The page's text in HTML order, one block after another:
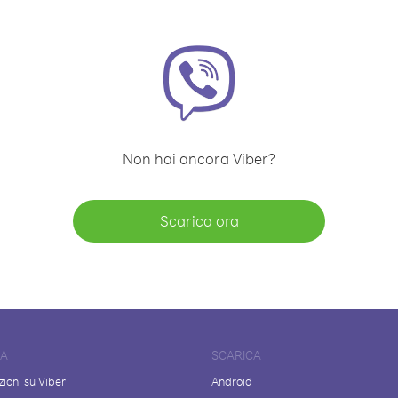
Non hai ancora Viber?
Scarica ora
su Viber
SCARICA
Android